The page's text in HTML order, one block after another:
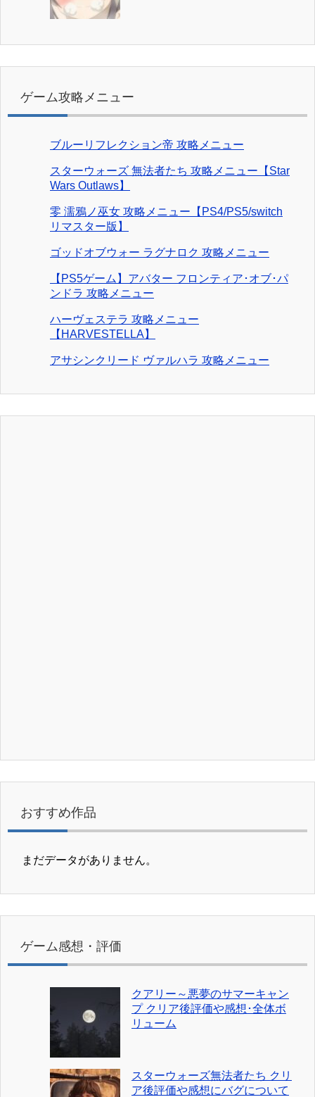
ゲーム攻略メニュー
ブルーリフレクション帝 攻略メニュー
スターウォーズ 無法者たち 攻略メニュー【Star
Wars Outlaws】
零 濡鴉ノ巫女 攻略メニュー【PS4/PS5/switch
リマスター版】
ゴッドオブウォー ラグナロク 攻略メニュー
【PS5ゲーム】アバター フロンティア･オブ･パ
ンドラ 攻略メニュー
ハーヴェステラ 攻略メニュー
【HARVESTELLA】
アサシンクリード ヴァルハラ 攻略メニュー
おすすめ作品
まだデータがありません。
ゲーム感想・評価
クアリー～悪夢のサマーキャン
プ クリア後評価や感想･全体ボ
リューム
スターウォーズ無法者たち クリ
ア後評価や感想にバグについて